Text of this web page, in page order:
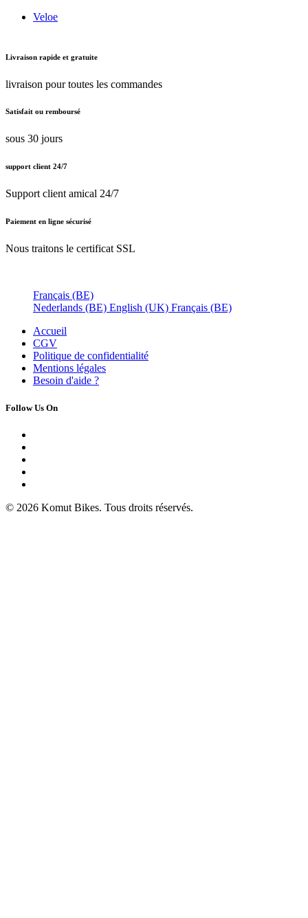
Veloe
Livraison rapide et gratuite
livraison pour toutes les commandes
Satisfait ou remboursé
sous 30 jours
support client 24/7
Support client amical 24/7
Paiement en ligne sécurisé
Nous traitons le certificat SSL
Français (BE)
Nederlands (BE) English (UK) Français (BE)
Accueil
CGV
Politique de confidentialité
Mentions légales
Besoin d'aide ?
Follow Us On
© 2026 Komut Bikes. Tous droits réservés.